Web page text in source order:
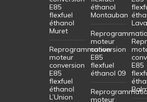
E85
flexfuel
éthanol
Muret
Reprogrammation
moteur
conversion
E85
flexfuel
éthanol
L’Union
éthanol
Montauban
moteur
conversion
E85
flexfuel
éthanol 09
moteur
E85